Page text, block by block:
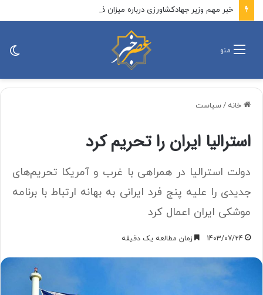
منو
خانه /سیاست
استرالیا ایران را تحریم کرد
دولت استرالیا در همراهی با غرب و آمریکا تحریم‌های
جدیدی را علیه پنج فرد ایرانی به بهانه ارتباط با برنامه
موشکی ایران اعمال کرد
1403/07/24 زمان مطالعه یک دقیقه